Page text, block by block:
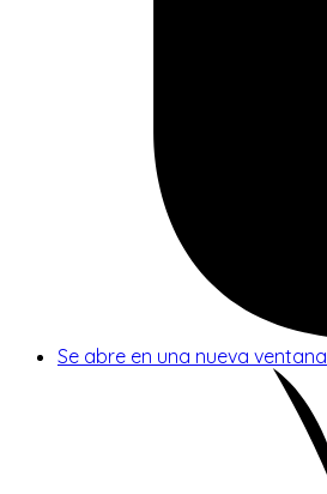
Se abre en una nueva ventana